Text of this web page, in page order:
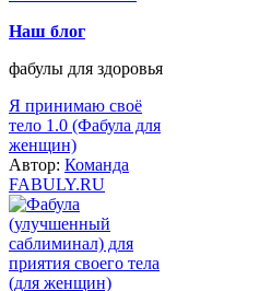
body
Наш блог
фабулы для здоровья
Я принимаю своё
тело 1.0 (Фабула для
женщин)
Автор: Команда
FABULY.RU